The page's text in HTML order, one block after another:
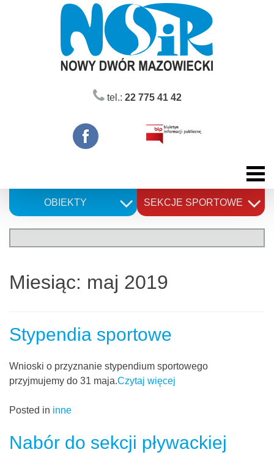
tel.: 22 775 41 42
OBIEKTY SEKCJE SPORTOWE
Miesiąc: maj 2019
Stypendia sportowe
Wnioski o przyznanie stypendium sportowego
przyjmujemy do 31 maja.Czytaj więcej
Posted in inne
Nabór do sekcji pływackiej